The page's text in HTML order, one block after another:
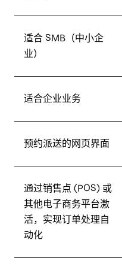
适合 SMB（中小企
业）
适合企业业务
预约派送的网页界面
通过销售点 (POS) 或
其他电子商务平台激
活，实现订单处理自
动化